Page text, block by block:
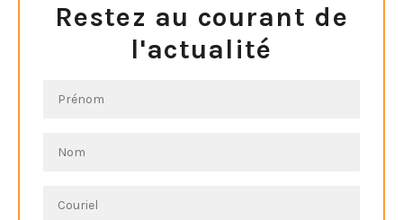
Restez au courant de
l'actualité